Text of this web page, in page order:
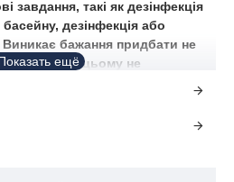
завдання, такі як дезінфекція
дезінфекція або
бажання придбати не
але і при цьому не
закупівлю. Звернувшись до
зменшите витрати на